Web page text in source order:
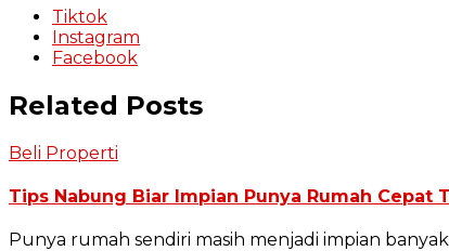
Tiktok
Instagram
Facebook
Related Posts
Beli Properti
Tips Nabung Biar Impian Punya Rumah Cepat
Punya rumah sendiri masih menjadi impian